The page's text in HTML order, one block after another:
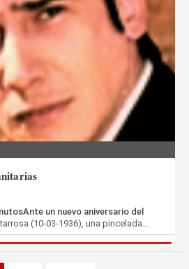
un nuevo aniversario del
(10-03-1936), una pincelada…